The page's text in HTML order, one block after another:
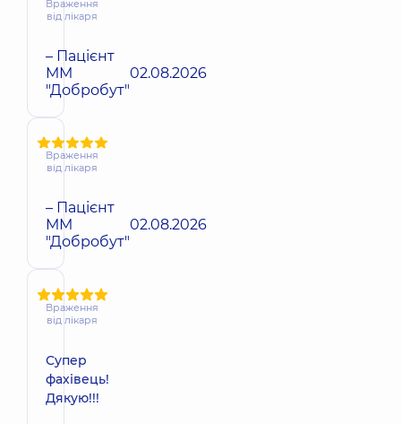
Враження
від лікаря
– Пацієнт
ММ
"Добробут"
02.08.2026
Враження
від лікаря
– Пацієнт
ММ
"Добробут"
02.08.2026
Враження
від лікаря
Супер
фахівець!
Дякую!!!